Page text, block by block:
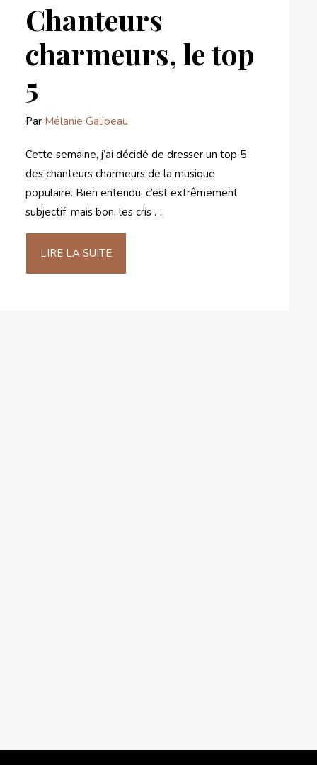
Chanteurs
charmeurs, le top
5
Par Mélanie Galipeau
Cette semaine, j’ai décidé de dresser un top 5
des chanteurs charmeurs de la musique
populaire. Bien entendu, c’est extrêmement
subjectif, mais bon, les cris …
LIRE LA SUITE